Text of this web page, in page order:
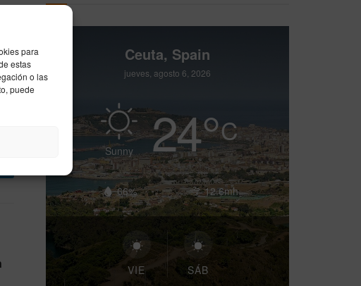
para
estas
o las
puede
Ceuta, Spain
jueves, agosto 6, 2026
Sunny 24°C
66% 12.6mh
VIE SÁB